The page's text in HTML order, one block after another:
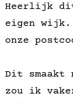
Heerlijk
eigen wijk.
onze
Dit smaakt
zou ik